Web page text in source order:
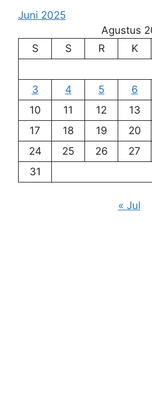
Juni 2025
Agustus
S
S R K
3
4 5 6
10
11 12 13
17
18 19 20
24
25 26 27
31
« Jul